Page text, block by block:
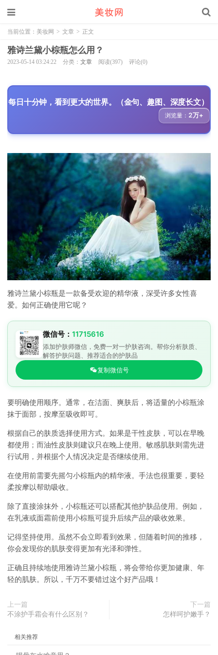
当前位置： 美妆网 > 文章 > 正文
雅诗兰黛小棕瓶怎么用？
2023-05-14 03:24:22 分类： 文章 阅读(397) 评论(0)
每日十分钟，看到更大的世界。（金句、趣图、深度长文）
浏览量： 2万+
雅诗兰黛小棕瓶是一款备受欢迎的精华液，深受许多女性喜
爱。如何正确使用它呢？
微信号： 11715616
添加护肤师微信，免费一对一护肤咨询。帮你分析肤质、
解答护肤问题、推荐适合的护肤品
复制微信号
要明确使用顺序。通常，在洁面、爽肤后，将适量的小棕瓶涂
抹于面部，按摩至吸收即可。
根据自己的肤质选择使用方式。如果是干性皮肤，可以在早晚
都使用；而油性皮肤则建议只在晚上使用。敏感肌肤则需先进
行试用，并根据个人情况决定是否继续使用。
在使用前需要先摇匀小棕瓶内的精华液。手法也很重要，要轻
柔按摩以帮助吸收。
除了直接涂抹外，小棕瓶还可以搭配其他护肤品使用。例如，
在乳液或面霜前使用小棕瓶可提升后续产品的吸收效果。
记得坚持使用。虽然不会立即看到效果，但随着时间的推移，
你会发现你的肌肤变得更加有光泽和弹性。
正确且持续地使用雅诗兰黛小棕瓶，将会带给你更加健康、年
轻的肌肤。所以，千万不要错过这个好产品哦！
上一篇
不涂护手霜会有什么区别？
下一篇
怎样呵护嫩手？
相关推荐